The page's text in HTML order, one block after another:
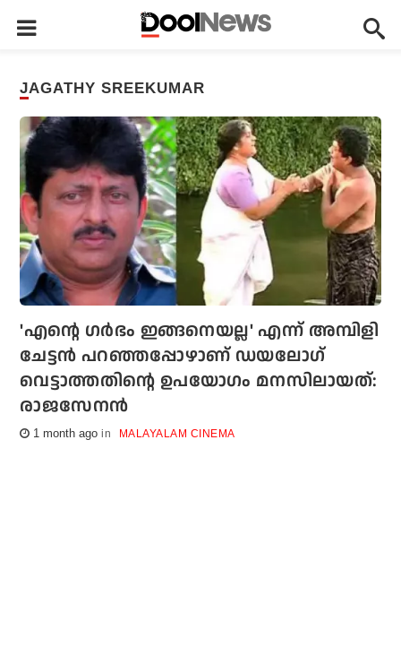
JAGATHY SREEKUMAR
'എന്റെ ഗര്‍ഭം ഇങ്ങനെയല്ല' എന്ന് അമ്പിളി
ചേട്ടന്‍ പറഞ്ഞപ്പോഴാണ് ഡയലോഗ്
വെട്ടാത്തതിന്റെ ഉപയോഗം മനസിലായത്:
രാജസേനന്‍
1 month ago MALAYALAM CINEMA